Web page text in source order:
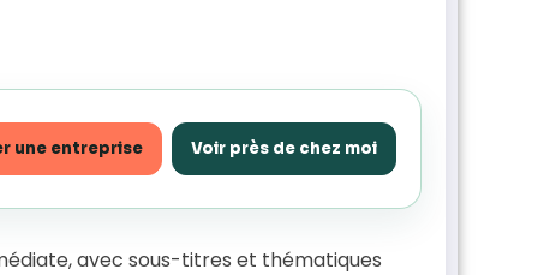
une entreprise Voir près de chez moi
avec sous-titres et thématiques